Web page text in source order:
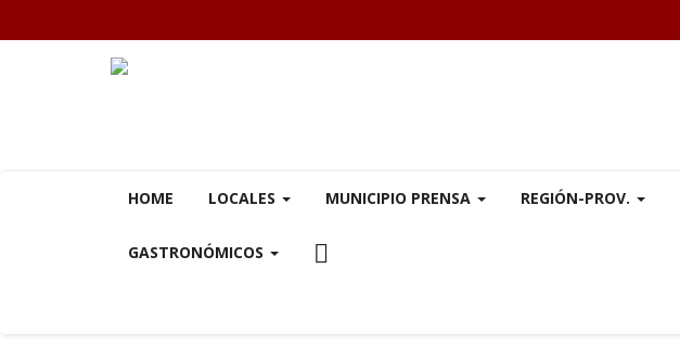
HOME LOCALES MUNICIPIO PRENSA REGIÓN-PROV.
GASTRONÓMICOS